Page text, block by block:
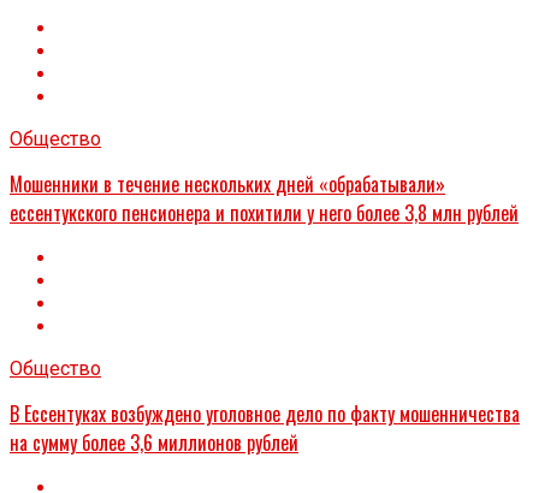
Общество
Мошенники в течение нескольких дней «обрабатывали»
ессентукского пенсионера и похитили у него более 3,8 млн рублей
Общество
В Ессентуках возбуждено уголовное дело по факту мошенничества
на сумму более 3,6 миллионов рублей